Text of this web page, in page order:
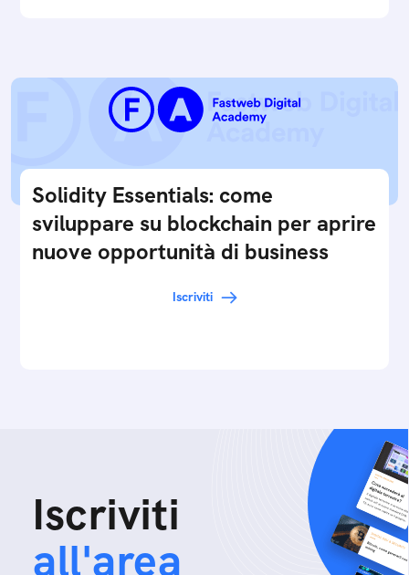
Solidity Essentials: come
sviluppare su blockchain per aprire
nuove opportunità di business
Iscriviti
Iscriviti
all'area